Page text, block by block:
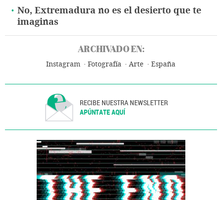
No, Extremadura no es el desierto que te
imaginas
ARCHIVADO EN:
Instagram Fotografía Arte España
RECIBE NUESTRA NEWSLETTER
APÚNTATE AQUÍ